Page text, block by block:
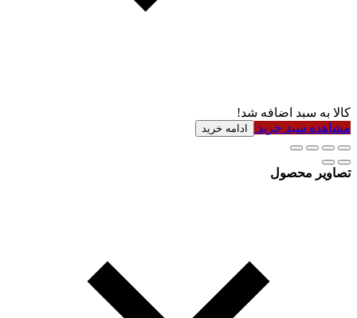
کالا به سبد اضافه شد!
مشاهده سبد خرید
ادامه خرید
تصاویر محصول